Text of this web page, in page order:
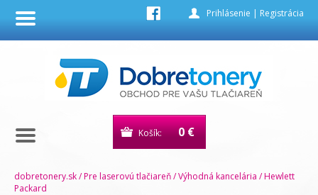
Prihlásenie | Registrácia
Košík: 0 €
dobretonery.sk/Pre laserovú tlačiareň/Výhodná kancelária /Hewlett
Packard